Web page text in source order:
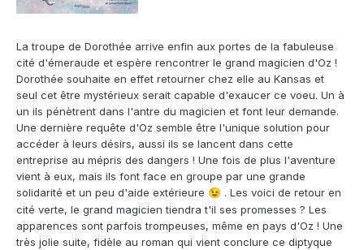
La troupe de Dorothée arrive enfin aux portes de la fabuleuse
cité d'émeraude et espère rencontrer le grand magicien d'Oz !
Dorothée souhaite en effet retourner chez elle au Kansas et
seul cet être mystérieux serait capable d'exaucer ce voeu. Un à
un ils pénètrent dans l'antre du magicien et font leur demande.
Une dernière requête d'Oz semble être l'unique solution pour
accéder à leurs désirs, aussi ils se lancent dans cette
entreprise au mépris des dangers ! Une fois de plus l'aventure
vient à eux, mais ils font face en groupe par une grande
solidarité et un peu d'aide extérieure 😉 . Les voici de retour en
cité verte, le grand magicien tiendra t'il ses promesses ? Les
apparences sont parfois trompeuses, même en pays d'Oz ! Une
très jolie suite, fidèle au roman qui vient conclure ce diptyque